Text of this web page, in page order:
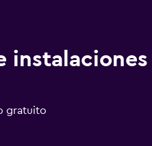
gratuito